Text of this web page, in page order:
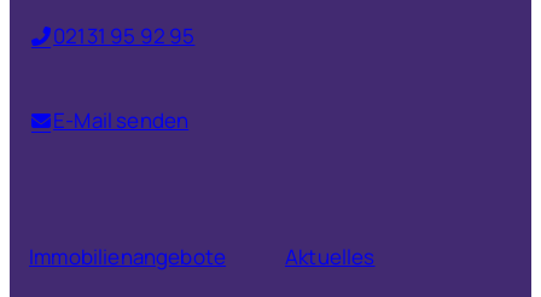
02131 95 92 95
E-Mail senden
Immobilienangebote Aktuelles